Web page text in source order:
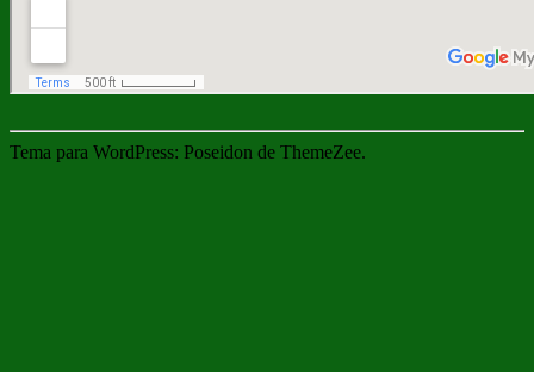
Tema para WordPress: Poseidon de ThemeZee.